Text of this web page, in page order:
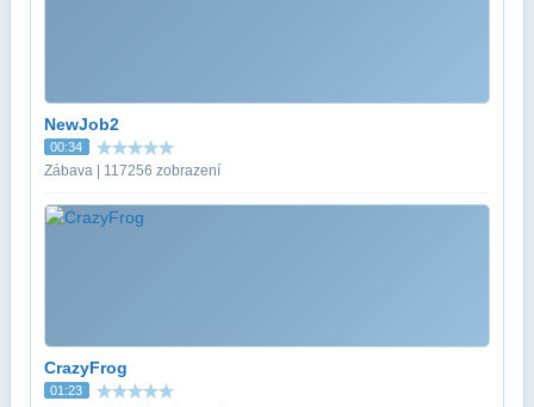
NewJob2
00:34
Zábava | 117256 zobrazení
CrazyFrog
01:23